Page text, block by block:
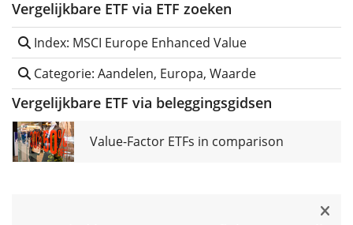
Vergelijkbare ETF via ETF zoeken
Index: MSCI Europe Enhanced Value
Categorie: Aandelen, Europa, Waarde
Vergelijkbare ETF via beleggingsgidsen
Value-Factor ETFs in comparison